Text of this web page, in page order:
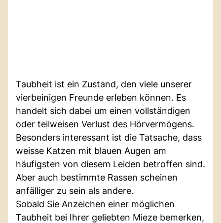
Taubheit ist ein Zustand, den viele unserer
vierbeinigen Freunde erleben können. Es
handelt sich dabei um einen vollständigen
oder teilweisen Verlust des Hörvermögens.
Besonders interessant ist die Tatsache, dass
weisse Katzen mit blauen Augen am
häufigsten von diesem Leiden betroffen sind.
Aber auch bestimmte Rassen scheinen
anfälliger zu sein als andere.
Sobald Sie Anzeichen einer möglichen
Taubheit bei Ihrer geliebten Mieze bemerken,